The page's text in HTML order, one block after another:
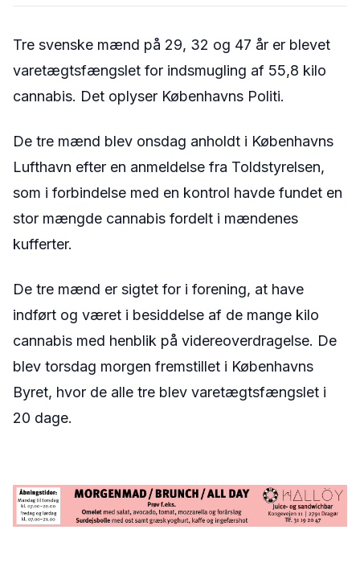
Tre svenske mænd på 29, 32 og 47 år er blevet
varetægtsfængslet for indsmugling af 55,8 kilo
cannabis. Det oplyser Københavns Politi.
De tre mænd blev onsdag anholdt i Københavns
Lufthavn efter en anmeldelse fra Toldstyrelsen,
som i forbindelse med en kontrol havde fundet en
stor mængde cannabis fordelt i mændenes
kufferter.
De tre mænd er sigtet for i forening, at have
indført og været i besiddelse af de mange kilo
cannabis med henblik på videreoverdragelse. De
blev torsdag morgen fremstillet i Københavns
Byret, hvor de alle tre blev varetægtsfængslet i
20 dage.